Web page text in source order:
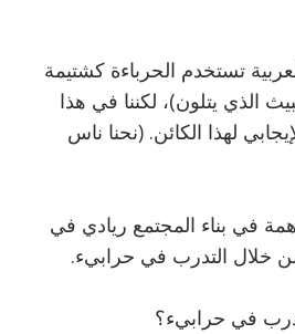
تستخدم الحرباءة كشتيمة
الذي يتلون)، لكننا في هذا
لهذا الكائن. (نحنا ناس
في بناء المجتمع ريادي في
خلال التدرب في حرابيء.
في حرابيء؟